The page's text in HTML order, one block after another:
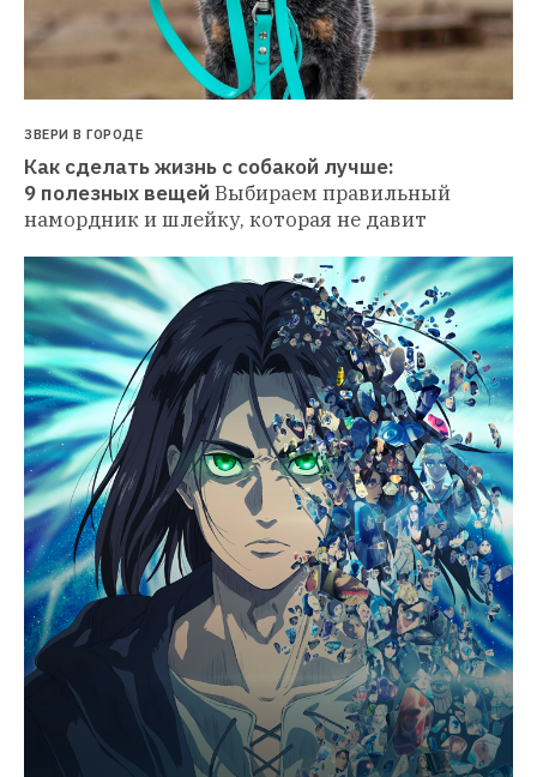
ЗВЕРИ В ГОРОДЕ
Как сделать жизнь с собакой лучше:
9 полезных вещей Выбираем правильный
намордник и шлейку, которая не давит